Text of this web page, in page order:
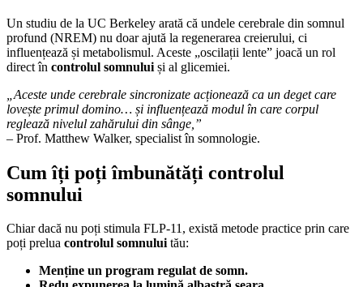
Un studiu de la UC Berkeley arată că undele cerebrale din somnul
profund (NREM) nu doar ajută la regenerarea creierului, ci
influențează și metabolismul. Aceste „oscilații lente” joacă un rol
direct în controlul somnului și al glicemiei.
„Aceste unde cerebrale sincronizate acționează ca un deget care
lovește primul domino… și influențează modul în care corpul
reglează nivelul zahărului din sânge,”
– Prof. Matthew Walker, specialist în somnologie.
Cum îți poți îmbunătăți controlul
somnului
Chiar dacă nu poți stimula FLP‑11, există metode practice prin care
poți prelua controlul somnuluitău:
Menține un program regulat de somn.